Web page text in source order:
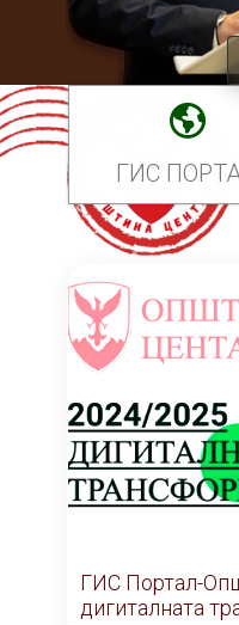
ГИС
ГИС Портал-
дигиталната